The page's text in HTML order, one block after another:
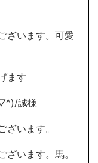
ざいます。可愛
ます
誠様
ざいます。
ざいます。馬。